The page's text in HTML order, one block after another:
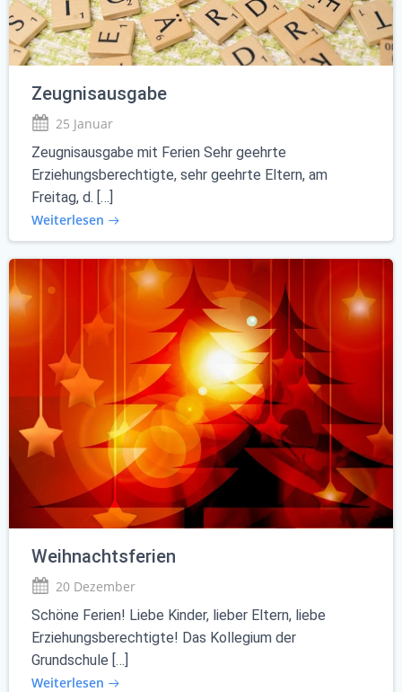
Zeugnisausgabe
25 Januar
Zeugnisausgabe mit Ferien Sehr geehrte
Erziehungsberechtigte, sehr geehrte Eltern, am
Freitag, d. […]
Weiterlesen
Weihnachtsferien
20 Dezember
Schöne Ferien! Liebe Kinder, lieber Eltern, liebe
Erziehungsberechtigte! Das Kollegium der
Grundschule […]
Weiterlesen